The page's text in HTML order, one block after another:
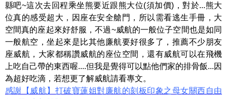
縣吧~這次去回程乘坐熊要近跟熊大位(須加價)，對於...熊大
位真的感受超大，因座在安全艙門，所以需看逃生手冊，大
空間真的座起來好舒服，不過~威航的一般位子空間也是如同
一般航空，坐起來是比其他廉航要好很多了，推薦不少朋友
座威航，大家都稱讚威航的座位空間，還有威航可以在飛機
上吃自己帶的東西喔....但我是覺得可以點他們家的排骨飯...因
為超好吃滴，若想更了解威航請看專文。
感謝【威航】打破寶蓮姐對廉航的刻板印象之母女關西自由